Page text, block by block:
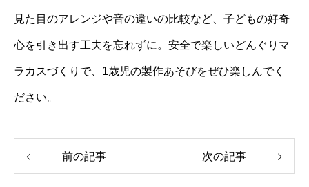
見た目のアレンジや音の違いの比較など、子どもの好奇
心を引き出す工夫を忘れずに。安全で楽しいどんぐりマ
ラカスづくりで、1歳児の製作あそびをぜひ楽しんでく
ださい。
前の記事 次の記事